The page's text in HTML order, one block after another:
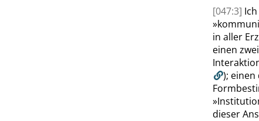
[047:3]
»
in aller
einen
);
»
dieser